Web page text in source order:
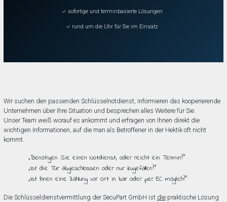
✓ sofortige und terminbasierte Lösungen
✓ rund um die Uhr für Sie im Einsatz
Wir suchen den passenden Schlüsselnotdienst, informieren das kooperierende
Unternehmen über Ihre Situation und besprechen alles Weitere für Sie.
Unser Team weiß worauf es ankommt und erfragen von Ihnen direkt die
wichtigen Informationen, auf die man als Betroffener in der Hektik oft nicht
kommt.
„Benötigen Sie einen Notdienst, oder reicht ein Termin?”
„Ist die Tür abgeschlossen oder nur zugefallen?”
„Ist Ihnen eine Zahlung vor Ort in bar oder per EC möglich?”
Die Schlüsseldienstvermittlung der SecuPart GmbH ist diepraktische Lösung